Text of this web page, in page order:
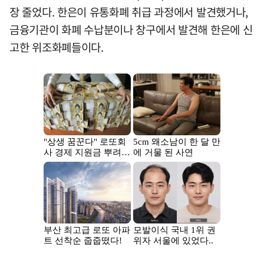
장 줄었다. 한은이 유통화폐 취급 과정에서 발견했거나,
금융기관이 화폐 수납분이나 창구에서 발견해 한은에 신
고한 위조화폐들이다.